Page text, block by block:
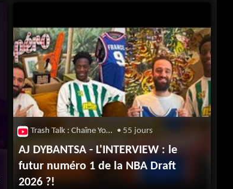
Trash Talk : Chaîne Youtube • 55 jours
AJ DYBANTSA - L'INTERVIEW : le
futur numéro 1 de la NBA Draft
2026 ?!